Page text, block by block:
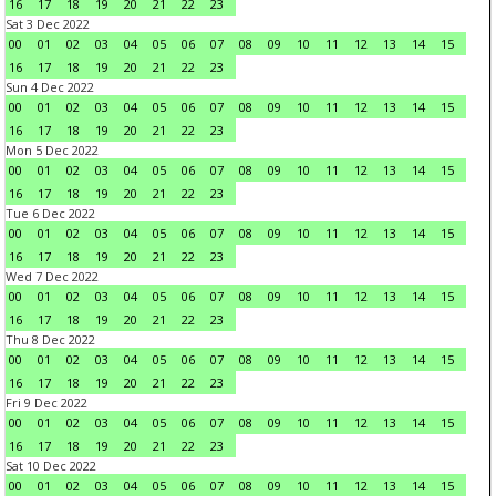
16 17 18 19 20 21 22
23
Sat 3 Dec 2022
00
01 02 03 04 05 06 07 08 09 10 11 12 13 14
15
16
17 18 19 20 21 22
23
Sun 4 Dec 2022
00
01 02 03 04 05 06 07 08 09 10 11 12 13 14
15
16
17 18 19 20 21 22
23
Mon 5 Dec 2022
00
01 02 03 04 05 06 07 08 09 10 11 12 13 14
15
16
17 18 19 20 21 22
23
Tue 6 Dec 2022
00
01 02 03 04 05 06 07 08 09 10 11 12 13 14
15
16
17 18 19 20 21 22
23
Wed 7 Dec 2022
00
01 02 03 04 05 06 07 08 09 10 11 12 13 14
15
16
17 18 19 20 21 22
23
Thu 8 Dec 2022
00
01 02 03 04 05 06 07 08 09 10 11 12 13 14
15
16
17 18 19 20 21 22
23
Fri 9 Dec 2022
00
01 02 03 04 05 06 07 08 09 10 11 12 13 14
15
16
17 18 19 20 21 22
23
Sat 10 Dec 2022
00
01 02 03 04 05 06 07 08 09 10 11 12 13 14 15